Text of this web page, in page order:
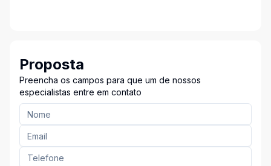
Proposta
Preencha os campos para que um de nossos
especialistas entre em contato